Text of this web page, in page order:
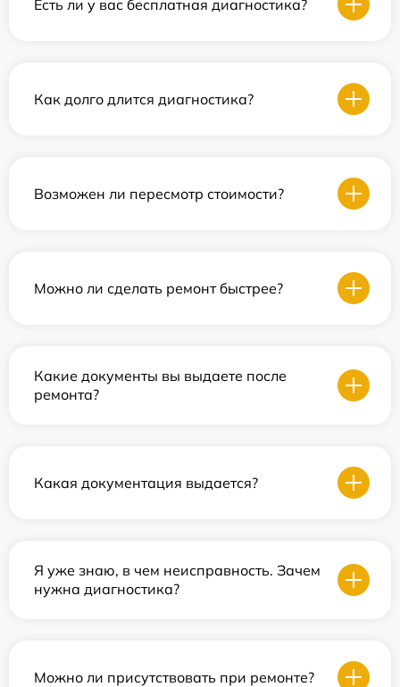
Есть ли у вас бесплатная диагностика?
Как долго длится диагностика?
Возможен ли пересмотр стоимости?
Можно ли сделать ремонт быстрее?
Какие документы вы выдаете после
ремонта?
Какая документация выдается?
Я уже знаю, в чем неисправность. Зачем
нужна диагностика?
Можно ли присутствовать при ремонте?